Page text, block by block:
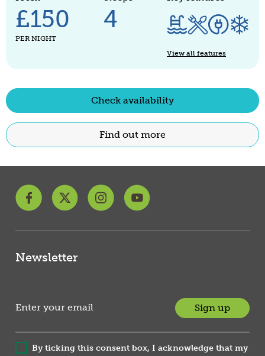
£150
PER NIGHT
4
View all features
Check availability
Find out more
Newsletter
By ticking this consent box, I acknowledge that my
Sign up